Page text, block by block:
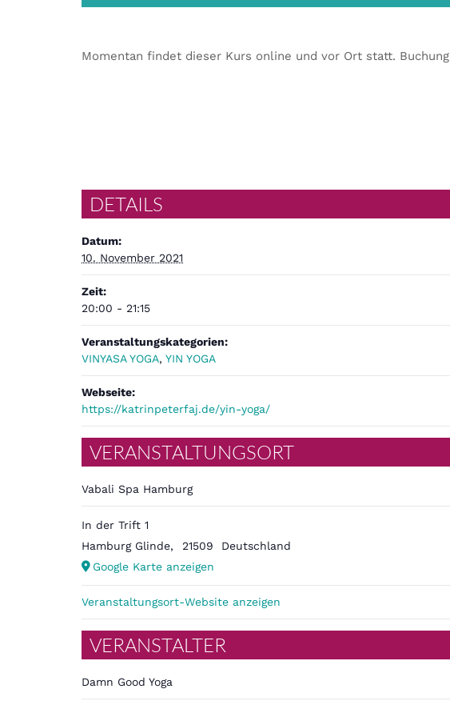
Momentan findet dieser Kurs online und vor Ort statt. Buchung
DETAILS
Datum:
10. November 2021
Zeit:
20:00 - 21:15
Veranstaltungskategorien:
VINYASA YOGA, YIN YOGA
Webseite:
https://katrinpeterfaj.de/yin-yoga/
VERANSTALTUNGSORT
Vabali Spa Hamburg
In der Trift 1
Hamburg Glinde, 21509
Deutschland
Google Karte anzeigen
Veranstaltungsort-Website anzeigen
VERANSTALTER
Damn Good Yoga